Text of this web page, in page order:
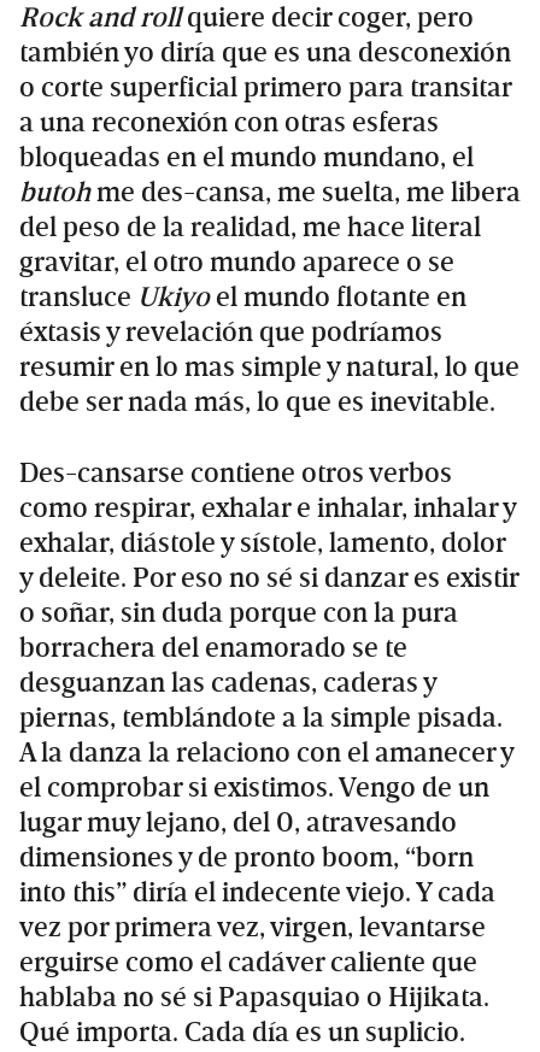
Rock and rollquiere decir coger, pero
también yo diría que es una desconexión
o corte superficial primero para transitar
a una reconexión con otras esferas
bloqueadas en el mundo mundano, el
butohme des-cansa, me suelta, me libera
del peso de la realidad, me hace literal
gravitar, el otro mundo aparece o se
transluce Ukiyoel mundo flotante en
éxtasis y revelación que podríamos
resumir en lo mas simple y natural, lo que
debe ser nada más, lo que es inevitable.
Des-cansarse contiene otros verbos
como respirar, exhalar e inhalar, inhalar y
exhalar, diástole y sístole, lamento, dolor
y deleite. Por eso no sé si danzar es existir
o soñar, sin duda porque con la pura
borrachera del enamorado se te
desguanzan las cadenas, caderas y
piernas, temblándote a la simple pisada.
A la danza la relaciono con el amanecer y
el comprobar si existimos. Vengo de un
lugar muy lejano, del 0, atravesando
dimensiones y de pronto boom, “born
into this” diría el indecente viejo. Y cada
vez por primera vez, virgen, levantarse
erguirse como el cadáver caliente que
hablaba no sé si Papasquiao o Hijikata.
Qué importa. Cada día es un suplicio.